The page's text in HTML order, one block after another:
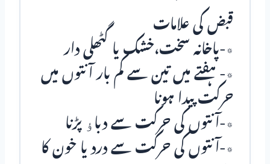
قبض کی علامات
٭-پاخانہ سخت،خشک یا گٹھلی دار
٭- ہفتے میں تین سے کم بار آنتوں میں
حرکت پیدا ہونا
٭-آنتوں کی حرکت سے دباﺅ پڑنا
٭-آنتوں کی حرکت سے درد یا خون کا